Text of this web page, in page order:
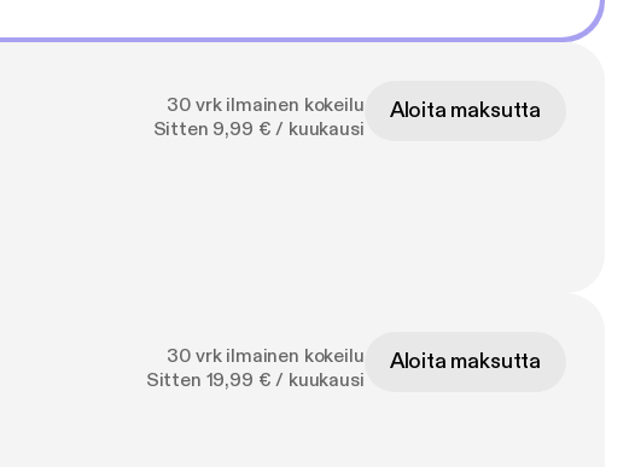
30 vrk ilmainen kokeilu
Sitten 9,99 € / kuukausi
Aloita maksutta
30 vrk ilmainen kokeilu
Sitten 19,99 € / kuukausi
Aloita maksutta